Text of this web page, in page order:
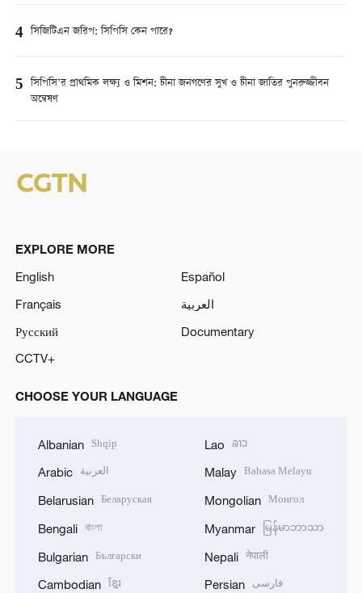
4 সিজিটিএন জরিপ: সিপিসি কেন পারে?
5 সিপিসি’র প্রাথমিক লক্ষ্য ও মিশন: চীনা জনগণের সুখ ও চীনা জাতির পুনরুজ্জীবন
অন্বেষণ
EXPLORE MORE
English
Español
Français
العربية
Русский
Documentary
CCTV+
CHOOSE YOUR LANGUAGE
Albanian Shqip
Arabic العربية
Belarusian Беларуская
Bengali বাংলা
Bulgarian Български
Cambodian ខ្មែរ
Lao ລາວ
Malay Bahasa Melayu
Mongolian Монгол
Myanmar မြန်မာဘာသာ
Nepali नेपाली
Persian فارسی